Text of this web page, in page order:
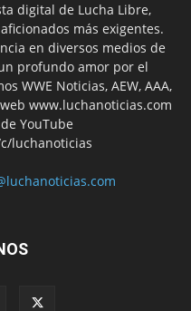
digital de Lucha Libre,
más exigentes.
en diversos medios de
profundo amor por el
WWE Noticias, AEW, AAA,
www.luchanoticias.com
YouTube
luchanoticias